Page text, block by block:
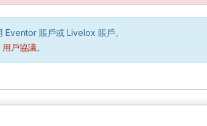
Eventor 賬戶或 Livelox 賬戶。
戶協議。